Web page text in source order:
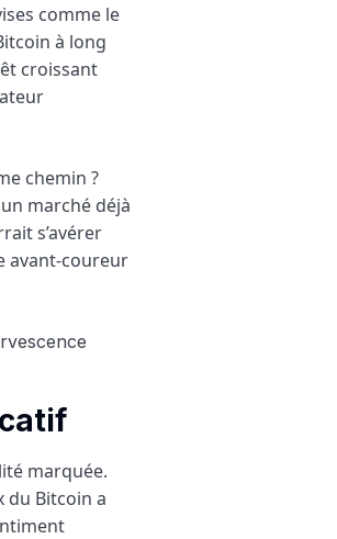
comme le
à long
croissant
chemin ?
marché déjà
s’avérer
avant-coureur
marquée.
du Bitcoin a